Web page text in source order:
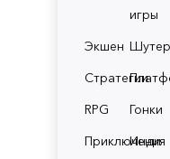
игры
Экшен
Стратегии
RPG
Гонки
Приключения
Инди